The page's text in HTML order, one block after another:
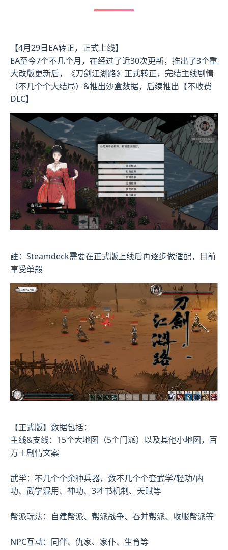
【4月29日EA转正，正式上线】
EA至今7个不几个月，在经过了近30次更新，推出了3个重
大改版更新后，《刀剑江湖路》正式转正，完结主线剧情
（不几个个大结局）&推出沙盒数据，后续推出【不收费
DLC】
註：Steamdeck需要在正式版上线后再逐步做适配，目前
享受单般
【正式版】数据包括：
主线&支线：15个大地图（5个门派）以及其他小地图，百
万＋剧情文案
武学：不几个个余种兵器，数不几个个套武学/轻功/内
功、武学混用、神功、3才书机制、天赋等
帮派玩法：自建帮派、帮派战争、吞并帮派、收服帮派等
NPC互动：同伴、仇家、家仆、生育等